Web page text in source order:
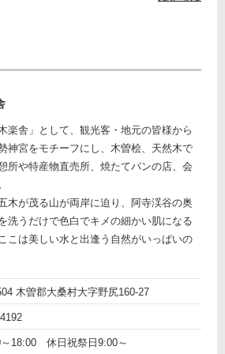
楽舎」として、観光客・地元の皆様から
神宮をモチーフにし、木曽桧、天然木で
所や特産物直売所、焼たてパンの店、会
木が茂る山が両岸に迫り、阿寺渓谷の奥
洗うだけで色白でキメの細かい肌になる
こは美しい水と出逢う自然がいっぱいの
木曽郡大桑村大字野尻160-27
18:00 休日祝祭日9:00～